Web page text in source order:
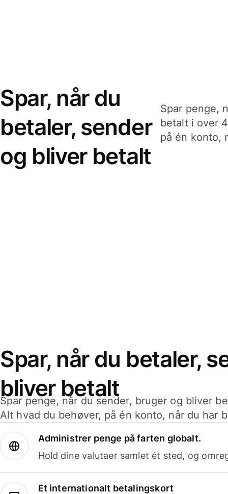
Spar, når du
betaler, sender
og bliver betalt
Spar penge,
betalt i over
på én konto,
Spar, når du betaler,
bliver betalt
Spar penge, når du sender, bruger og bliver
Alt hvad du behøver, på én konto, når du har
Administrer penge på farten globalt.
Hold dine valutaer samlet ét sted, og
Et internationalt betalingskort